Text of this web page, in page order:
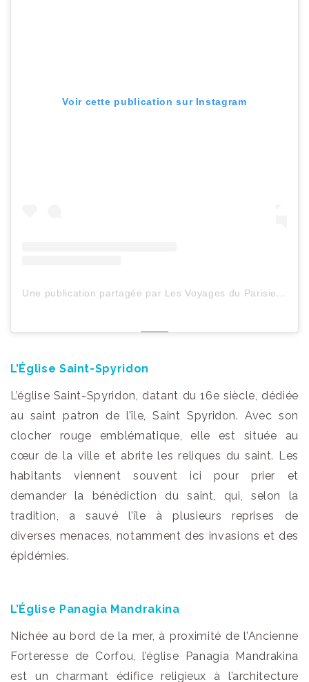
Voir cette publication sur Instagram
Une publication partagée par Les Voyages du ParisienHeureux (@lesvoyagesduparisienheureux)
L’Église Saint-Spyridon
L’église Saint-Spyridon, datant du 16e siècle, dédiée
au saint patron de l’île, Saint Spyridon. Avec son
clocher rouge emblématique, elle est située au
cœur de la ville et abrite les reliques du saint. Les
habitants viennent souvent ici pour prier et
demander la bénédiction du saint, qui, selon la
tradition, a sauvé l’île à plusieurs reprises de
diverses menaces, notamment des invasions et des
épidémies.
L’Église Panagia Mandrakina
Nichée au bord de la mer, à proximité de l’Ancienne
Forteresse de Corfou, l’église Panagia Mandrakina
est un charmant édifice religieux à l’architecture